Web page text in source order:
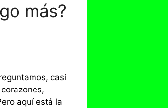
más?
casi
aquí está la